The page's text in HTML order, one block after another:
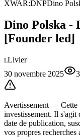
XWAR:DNPDino
Dino Polska -
[Founder led]
LLivier
30 novembre 2025
Avertissement — Cette
investissement. Il s'agit
date de publication,
vos propres recherches